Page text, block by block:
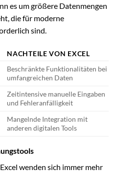
es um größere Datenmengen
die für moderne
sind.
NACHTEILE VON EXCEL
Beschränkte Funktionalitäten bei
umfangreichen Daten
Zeitintensive manuelle Eingaben
und Fehleranfälligkeit
Mangelnde Integration mit
anderen digitalen Tools
wenden sich immer mehr